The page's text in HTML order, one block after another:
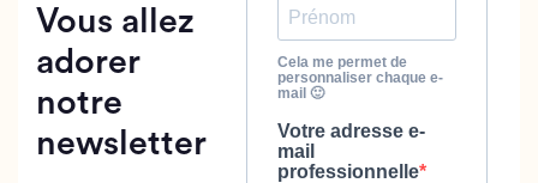
Vous allez
adorer
notre
newsletter
Cela me permet de
personnaliser chaque e-
mail 🙂
Votre adresse e-
mail
professionnelle